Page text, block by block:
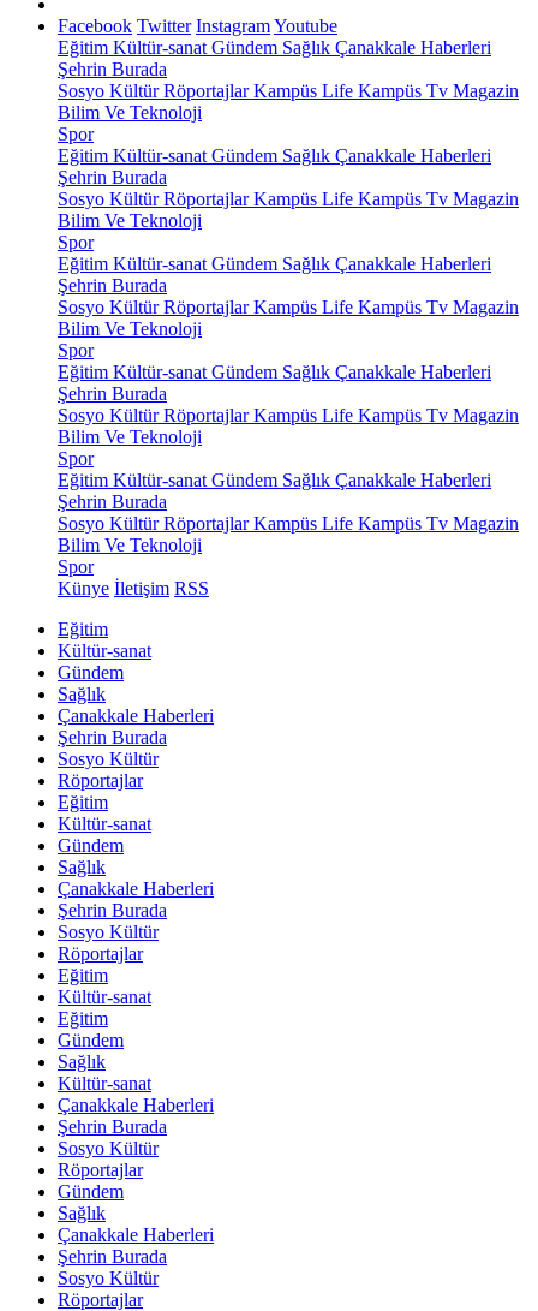
Facebook Twitter InstagramYoutube
Eğitim Kültür-sanat Gündem Sağlık Çanakkale Haberleri
Şehrin Burada
Sosyo KültürRöportajlarKampüs Life Kampüs Tv Magazin
Bilim Ve Teknoloji
Spor
Eğitim Kültür-sanat Gündem Sağlık Çanakkale Haberleri
Şehrin Burada
Sosyo KültürRöportajlarKampüs Life Kampüs Tv Magazin
Bilim Ve Teknoloji
Spor
Eğitim Kültür-sanat Gündem Sağlık Çanakkale Haberleri
Şehrin Burada
Sosyo KültürRöportajlarKampüs Life Kampüs Tv Magazin
Bilim Ve Teknoloji
Spor
Eğitim Kültür-sanat Gündem Sağlık Çanakkale Haberleri
Şehrin Burada
Sosyo KültürRöportajlarKampüs Life Kampüs Tv Magazin
Bilim Ve Teknoloji
Spor
Eğitim Kültür-sanat Gündem Sağlık Çanakkale Haberleri
Şehrin Burada
Sosyo KültürRöportajlarKampüs Life Kampüs Tv Magazin
Bilim Ve Teknoloji
Spor
Künye İletişim RSS
Eğitim
Kültür-sanat
Gündem
Sağlık
Çanakkale Haberleri
Şehrin Burada
Sosyo Kültür
Röportajlar
Eğitim
Kültür-sanat
Gündem
Sağlık
Çanakkale Haberleri
Şehrin Burada
Sosyo Kültür
Röportajlar
Eğitim
Kültür-sanat
Eğitim
Gündem
Sağlık
Kültür-sanat
Çanakkale Haberleri
Şehrin Burada
Sosyo Kültür
Röportajlar
Gündem
Sağlık
Çanakkale Haberleri
Şehrin Burada
Sosyo Kültür
Röportajlar